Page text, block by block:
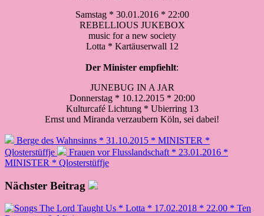
Samstag * 30.01.2016 * 22:00
REBELLIOUS JUKEBOX
music for a new society
Lotta * Kartäuserwall 12
Der Minister empfiehlt:
JUNEBUG IN A JAR
Donnerstag * 10.12.2015 * 20:00
Kulturcafé Lichtung * Ubierring 13
Ernst und Miranda verzaubern Köln, sei dabei!
Berge des Wahnsinns * 31.10.2015 * MINISTER *
Qlosterstüffje
Frauen vor Flusslandschaft * 23.01.2016 *
MINISTER * Qlosterstüffje
Nächster Beitrag